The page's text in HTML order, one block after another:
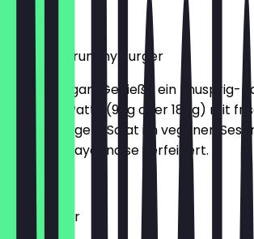
veganer Crunchy Burger
Mach’s vegan: Genieße ein knusprig-
Crunchy-Patty (90g oder 180g) mit
und knackigem Salat im veganen
veganer Mayonnaise verfeinert.
Hamburger